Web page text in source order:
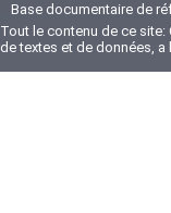
Base documentaire de
Tout le contenu de ce
de textes et de données,